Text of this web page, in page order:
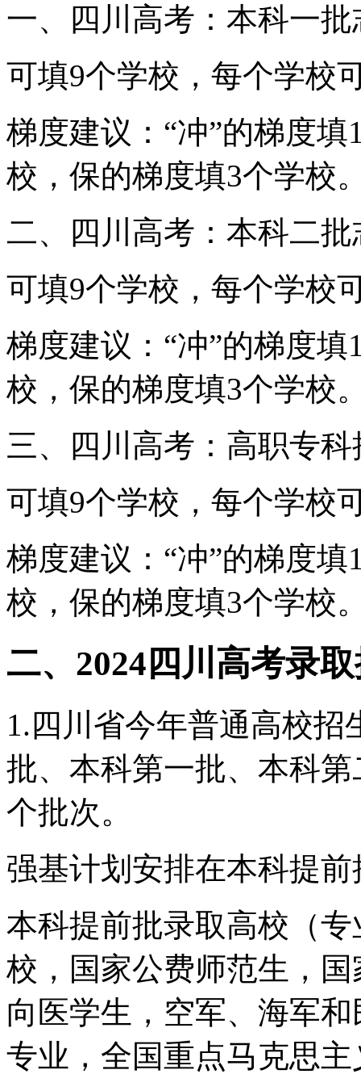
一、四川高考：本科一批
可填9个学校，每个学校
梯度建议：“冲”的梯度
校，保的梯度填3个学校
二、四川高考：本科二批
可填9个学校，每个学校
梯度建议：“冲”的梯度
校，保的梯度填3个学校
三、四川高考：高职专
可填9个学校，每个学校
梯度建议：“冲”的梯度
校，保的梯度填3个学校
二、2024四川高考录
1.四川省今年普通高校
批、本科第一批、本科
个批次。
强基计划安排在本科提
本科提前批录取高校（
校，国家公费师范生，
向医学生，空军、海军
专业，全国重点马克思